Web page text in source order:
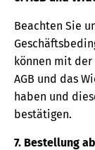
Beachten Sie
können mit
AGB und das
haben und
bestätigen.
7. Bestellung